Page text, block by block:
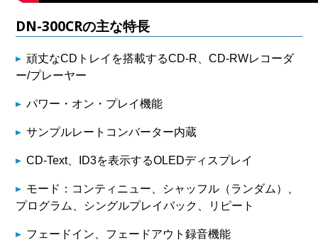
DN-300CRの主な特長
頑丈なCDトレイを搭載するCD-R、CD-RWレコーダ
ー/プレーヤー
パワー・オン・プレイ機能
サンプルレートコンバーター内蔵
CD-Text、ID3を表示するOLEDディスプレイ
モード：コンティニュー、シャッフル（ランダム）、
プログラム、シングルプレイバック、リピート
フェードイン、フェードアウト録音機能